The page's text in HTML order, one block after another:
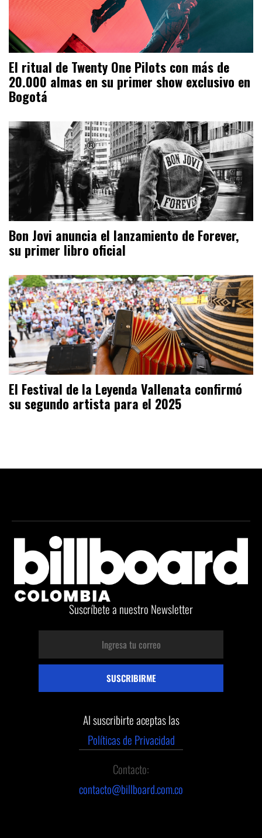
El ritual de Twenty One Pilots con más de
20.000 almas en su primer show exclusivo en
Bogotá
Bon Jovi anuncia el lanzamiento de Forever,
su primer libro oficial
El Festival de la Leyenda Vallenata confirmó
su segundo artista para el 2025
Suscríbete a nuestro Newsletter
Al suscribirte aceptas las
Políticas de Privacidad
Contacto:
contacto@billboard.com.co